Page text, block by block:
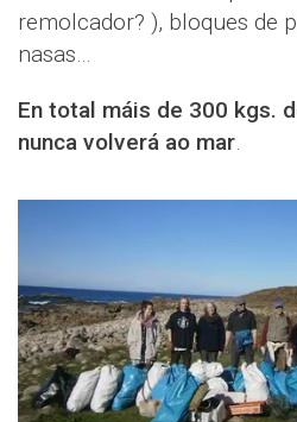
remolcador? ), bloques de
nasas…
En total máis de 300 kgs.
nunca volverá ao mar.